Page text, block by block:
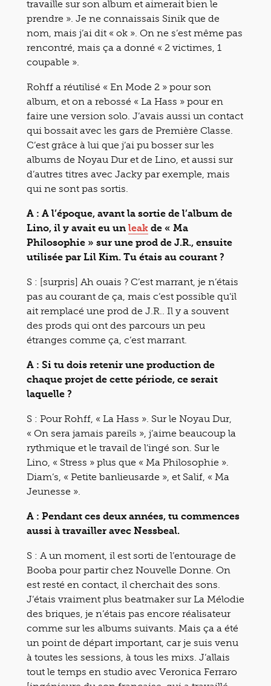
travaille sur son album et aimerait bien le
prendre ». Je ne connaissais Sinik que de
nom, mais j’ai dit « ok ». On ne s’est même pas
rencontré, mais ça a donné « 2 victimes, 1
coupable ».
Rohff a réutilisé « En Mode 2 » pour son
album, et on a rebossé « La Hass » pour en
faire une version solo. J’avais aussi un contact
qui bossait avec les gars de Première Classe.
C’est grâce à lui que j’ai pu bosser sur les
albums de Noyau Dur et de Lino, et aussi sur
d’autres titres avec Jacky par exemple, mais
qui ne sont pas sortis.
A : A l’époque, avant la sortie de l’album de
Lino, il y avait eu un leak de « Ma
Philosophie » sur une prod de J.R., ensuite
utilisée par Lil Kim. Tu étais au courant ?
S : [surpris] Ah ouais ? C’est marrant, je n’étais
pas au courant de ça, mais c’est possible qu’il
ait remplacé une prod de J.R.. Il y a souvent
des prods qui ont des parcours un peu
étranges comme ça, c’est marrant.
A : Si tu dois retenir une production de
chaque projet de cette période, ce serait
laquelle ?
S : Pour Rohff, « La Hass ». Sur le Noyau Dur,
« On sera jamais pareils », j’aime beaucoup la
rythmique et le travail de l’ingé son. Sur le
Lino, « Stress » plus que « Ma Philosophie ».
Diam’s, « Petite banlieusarde », et Salif, « Ma
Jeunesse ».
A : Pendant ces deux années, tu commences
aussi à travailler avec Nessbeal.
S : A un moment, il est sorti de l’entourage de
Booba pour partir chez Nouvelle Donne. On
est resté en contact, il cherchait des sons.
J’étais vraiment plus beatmaker sur La Mélodie
des briques, je n’étais pas encore réalisateur
comme sur les albums suivants. Mais ça a été
un point de départ important, car je suis venu
à toutes les sessions, à tous les mixs. J’allais
tout le temps en studio avec Veronica Ferraro